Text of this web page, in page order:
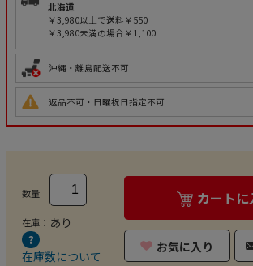
北海道
￥3,980以上で送料￥550
￥3,980未満の場合￥1,100
沖縄・離島配送不可
返品不可・日曜祝日指定不可
数量
在庫： あり
在庫数について
カートに
お気に入り